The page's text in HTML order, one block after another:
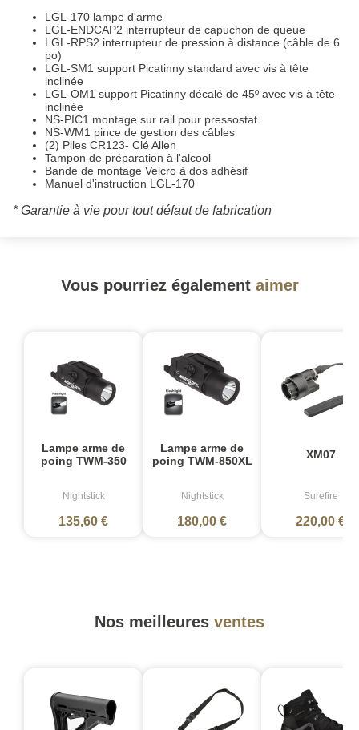
LGL-170 lampe d'arme
LGL-ENDCAP2 interrupteur de capuchon de queue
LGL-RPS2 interrupteur de pression à distance (câble de 6
po)
LGL-SM1 support Picatinny standard avec vis à tête
inclinée
LGL-OM1 support Picatinny décalé de 45º avec vis à tête
inclinée
NS-PIC1 montage sur rail pour pressostat
NS-WM1 pince de gestion des câbles
(2) Piles CR123- Clé Allen
Tampon de préparation à l'alcool
Bande de montage Velcro à dos adhésif
Manuel d'instruction LGL-170
* Garantie à vie pour tout défaut de fabrication
Vous pourriez également aimer
Lampe arme de
poing TWM-350
Nightstick
135,60 €
Lampe arme de
poing TWM-850XL
Nightstick
180,00 €
XM07
Surefire
220,00 €
Nos meilleures ventes